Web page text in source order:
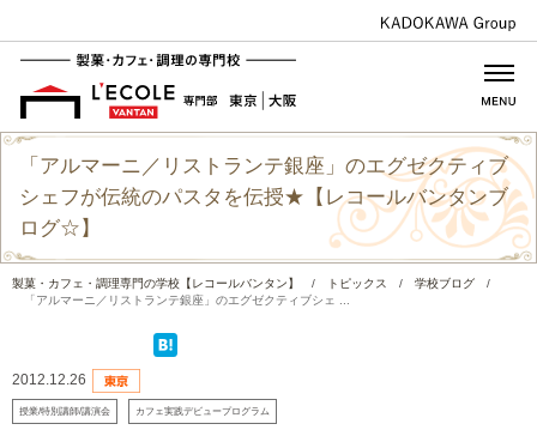
「アルマーニ／リストランテ銀座」のエグゼクティブ
シェフが伝統のパスタを伝授★【レコールバンタンブ
ログ☆】
製菓・カフェ・調理専門の学校【レコールバンタン】 / トピックス / 学校ブログ
/
「アルマーニ／リストランテ銀座」のエグゼクティブシェ ...
2012.12.26
授業/特別講師/講演会 カフェ実践デビュープログラム